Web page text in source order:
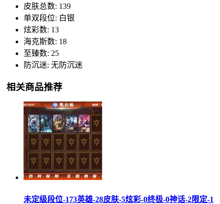
皮肤总数: 139
单双段位: 白银
炫彩数: 13
海克斯数: 18
至臻数: 25
防沉迷: 无防沉迷
相关商品推荐
未定级段位-173英雄-28皮肤-5炫彩-0终极-0神话-2限定-1